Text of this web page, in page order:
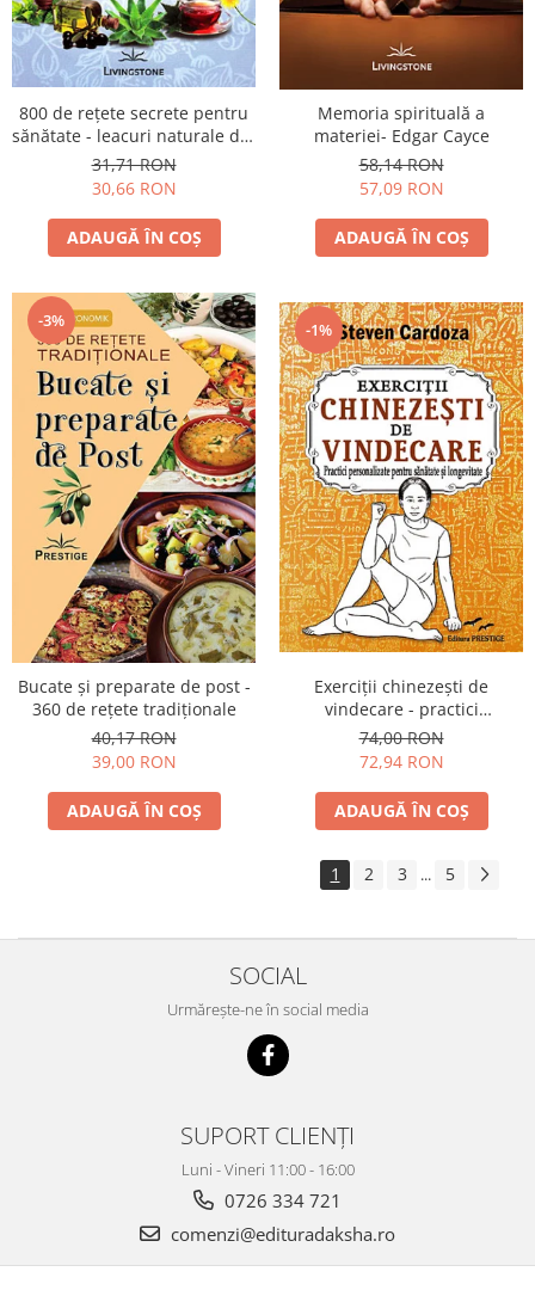
800 de reţete secrete pentru
sănătate - leacuri naturale din
farmacopeea universală
31,71 RON
30,66 RON
ADAUGĂ ÎN COȘ
Memoria spirituală a
materiei- Edgar Cayce
58,14 RON
57,09 RON
ADAUGĂ ÎN COȘ
-3%
Bucate şi preparate de post -
360 de reţete tradiţionale
40,17 RON
39,00 RON
ADAUGĂ ÎN COȘ
-1%
Exerciţii chinezeşti de
vindecare - practici
personalizate pentru sănătate
şi longevitate
74,00 RON
72,94 RON
ADAUGĂ ÎN COȘ
1 2 3 ... 5
SOCIAL
Urmărește-ne în social media
SUPORT CLIENȚI
Luni - Vineri 11:00 - 16:00
0726 334 721
comenzi@edituradaksha.ro